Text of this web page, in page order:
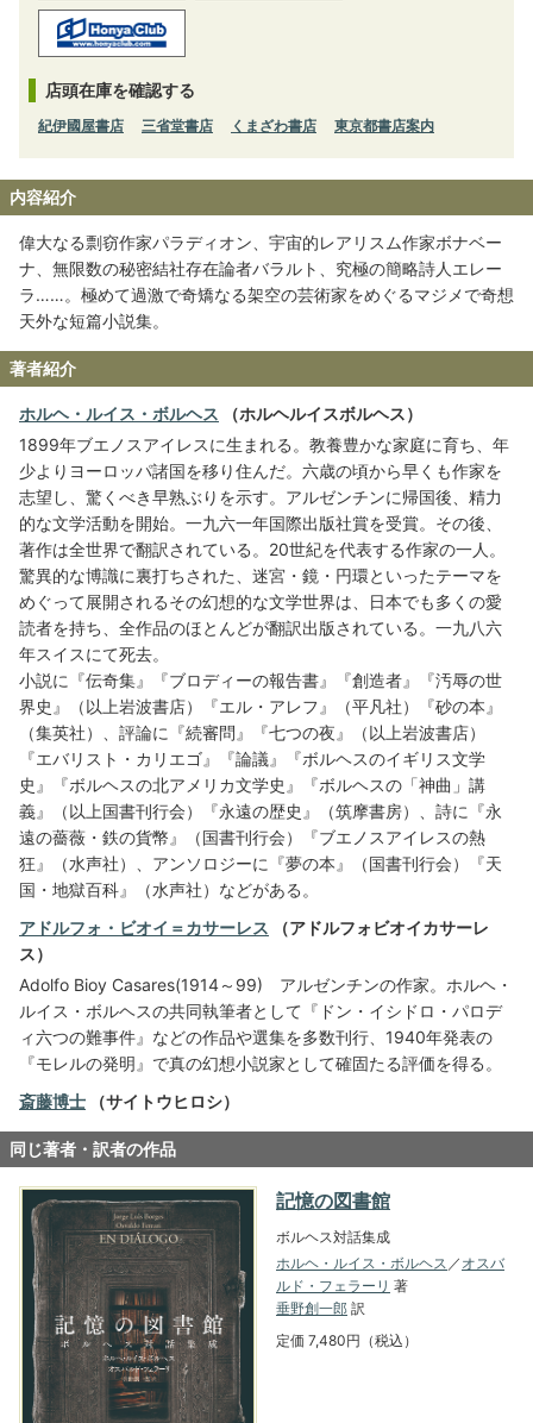
店頭在庫を確認する
紀伊國屋書店 三省堂書店 くまざわ書店 東京都書店案内
内容紹介
偉大なる剽窃作家パラディオン、宇宙的レアリスム作家ボナベー
ナ、無限数の秘密結社存在論者バラルト、究極の簡略詩人エレー
ラ……。極めて過激で奇矯なる架空の芸術家をめぐるマジメで奇想
天外な短篇小説集。
著者紹介
ホルヘ・ルイス・ボルヘス （ホルヘルイスボルヘス）
1899年ブエノスアイレスに生まれる。教養豊かな家庭に育ち、年
少よりヨーロッパ諸国を移り住んだ。六歳の頃から早くも作家を
志望し、驚くべき早熟ぶりを示す。アルゼンチンに帰国後、精力
的な文学活動を開始。一九六一年国際出版社賞を受賞。その後、
著作は全世界で翻訳されている。20世紀を代表する作家の一人。
驚異的な博識に裏打ちされた、迷宮・鏡・円環といったテーマを
めぐって展開されるその幻想的な文学世界は、日本でも多くの愛
読者を持ち、全作品のほとんどが翻訳出版されている。一九八六
年スイスにて死去。
小説に『伝奇集』『ブロディーの報告書』『創造者』『汚辱の世
界史』（以上岩波書店）『エル・アレフ』（平凡社）『砂の本』
（集英社）、評論に『続審問』『七つの夜』（以上岩波書店）
『エバリスト・カリエゴ』『論議』『ボルヘスのイギリス文学
史』『ボルヘスの北アメリカ文学史』『ボルヘスの「神曲」講
義』（以上国書刊行会）『永遠の歴史』（筑摩書房）、詩に『永
遠の薔薇・鉄の貨幣』（国書刊行会）『ブエノスアイレスの熱
狂』（水声社）、アンソロジーに『夢の本』（国書刊行会）『天
国・地獄百科』（水声社）などがある。
アドルフォ・ビオイ＝カサーレス （アドルフォビオイカサーレ
ス）
Adolfo Bioy Casares(1914～99) アルゼンチンの作家。ホルヘ・
ルイス・ボルヘスの共同執筆者として『ドン・イシドロ・パロデ
ィ六つの難事件』などの作品や選集を多数刊行、1940年発表の
『モレルの発明』で真の幻想小説家として確固たる評価を得る。
斎藤博士 （サイトウヒロシ）
同じ著者・訳者の作品
記憶の図書館
ボルヘス対話集成
ホルヘ・ルイス・ボルヘス ／ オスバ
ルド・フェラーリ 著
垂野創一郎 訳
定価 7,480円（税込）